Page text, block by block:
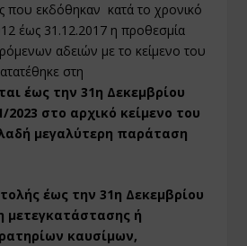
που εκδόθηκαν κατά το χρονικό
έως 31.12.2017 η προθεσμία
αδειών με το κείμενο του
στη
έως την 31η Δεκεμβρίου
2023 στο αρχικό κείμενο του
μεγαλύτερη παράταση
έως την 31η Δεκεμβρίου
μετεγκατάστασης ή
καυσίμων,